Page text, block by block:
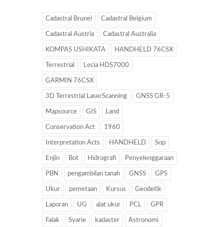
Cadastral Brunei Cadastral Belgium
Cadastral Austria Cadastral Australia
KOMPAS USHIKATA HANDHELD 76CSX
Terrestrial Lecia HDS7000
GARMIN 76CSX
3D Terrestrial LaserScanning GNSS GR-5
Mapsource GIS Land
Conservation Act 1960
Interpretation Acts HANDHELD Sop
Enjin Bot Hidrografi Penyelenggaraan
PBN pengambilan tanah GNSS GPS
Ukur pemetaan Kursus Geodetik
Laporan UG alat ukur PCL GPR
Falak Syarie kadaster Astronomi